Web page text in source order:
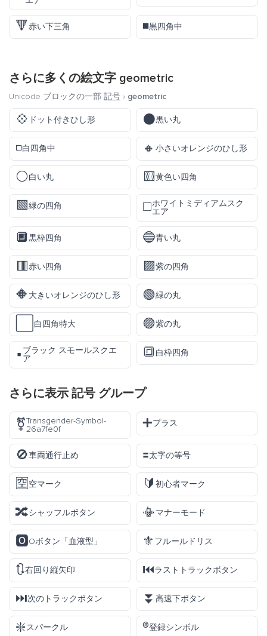
🔻赤い下三角 ◾黒四角中
さらに多くの絵文字 geometric
Unicode ブロックの一部 記号 › geometric
💠 ドット付きひし形 ⚫黒い丸
◽白四角中 🔸 小さいオレンジのひし形
⚪白い丸 🟨黄色い四角
🟩緑の四角 ◻️ホワイトミディアムスク
エア
🔲黒枠四角 🔵青い丸
🟥赤い四角 🟪紫の四角
🔶大きいオレンジのひし形 🟢緑の丸
白四角特大 🟣紫の丸
▪️ ブラック スモールスクエ
ア
🔳白枠四角
さらに表示 記号 グループ
⚧️Transgender-Symbol-
26a7fe0f
➕プラス
🚫車両通行止め 🟰太字の等号
🈳 空マーク 🔰 初心者マーク
🔀シャッフルボタン 📳マナーモード
🅾️Oボタン「血液型」 ⚜️ フルールドリス
🔃右回り縦矢印 ⏮️ラストトラックボタン
⏭️次のトラックボタン ⏬ 高速下ボタン
❇️スパークル ®️登録シンボル